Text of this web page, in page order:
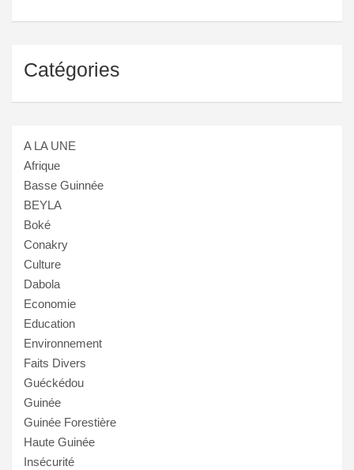
Catégories
A LA UNE
Afrique
Basse Guinnée
BEYLA
Boké
Conakry
Culture
Dabola
Economie
Education
Environnement
Faits Divers
Guéckédou
Guinée
Guinée Forestière
Haute Guinée
Insécurité